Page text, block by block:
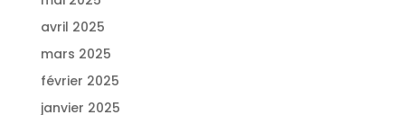
avril 2025
mars 2025
février 2025
janvier 2025